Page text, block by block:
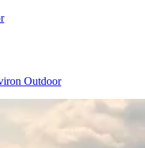
Outdoor